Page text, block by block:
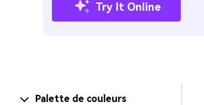
Try It Online
Palette de couleurs